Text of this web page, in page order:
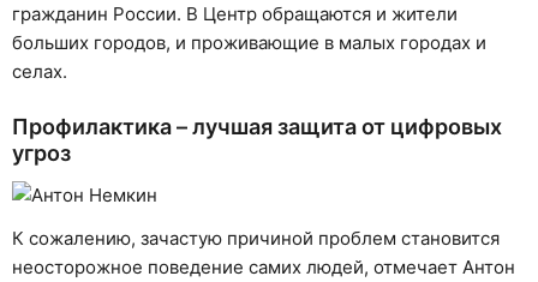
гражданин России. В Центр обращаются и жители
больших городов, и проживающие в малых городах и
селах.
Профилактика – лучшая защита от цифровых
угроз
К сожалению, зачастую причиной проблем становится
неосторожное поведение самих людей, отмечает Антон